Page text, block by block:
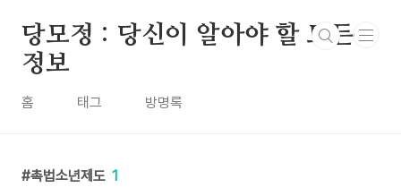
당모정 : 당신이 알아야 할 모든
정보
홈 태그 방명록
촉법소년제도 1